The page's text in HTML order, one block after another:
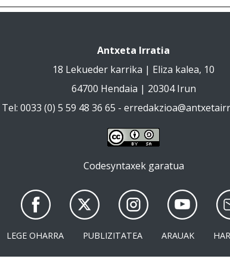
Antxeta Irratia
18 Lekueder karrika | Eliza kalea, 10
64700 Hendaia | 20304 Irun
Tel: 0033 (0) 5 59 48 36 65 -
Codesyntaxek garatua
LEGE OHARRA PUBLIZITATEA ARAUAK